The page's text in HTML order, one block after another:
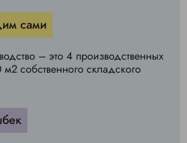
сами
– это 4 производственных
собственного складского